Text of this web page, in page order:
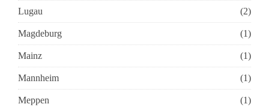
Lugau (2)
Magdeburg (1)
Mainz (1)
Mannheim (1)
Meppen (1)